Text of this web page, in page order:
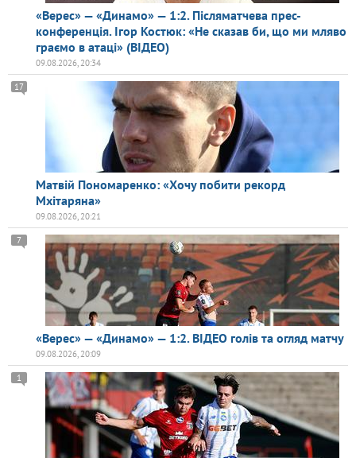
«Верес» — «Динамо» — 1:2. Післяматчева прес-
конференція. Ігор Костюк: «Не сказав би, що ми мляво
граємо в атаці» (ВІДЕО)
09.08.2026, 20:34
Матвій Пономаренко: «Хочу побити рекорд
Мхітаряна»
17
09.08.2026, 20:21
«Верес» — «Динамо» — 1:2. ВІДЕО голів та огляд матчу
7
09.08.2026, 20:09
1